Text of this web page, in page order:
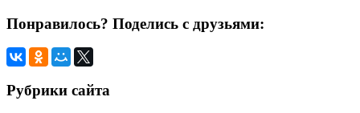
Понравилось? Поделись с друзьями:
Рубрики сайта